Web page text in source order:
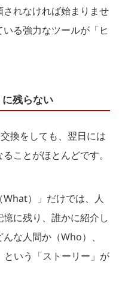
れなければ始まりませ
る強力なツールが「ヒ
残らない
換をしても、翌日には
ことがほとんどです。
）」だけでは、人
に残り、誰かに紹介し
な人間か（Who）、
いう「ストーリー」が